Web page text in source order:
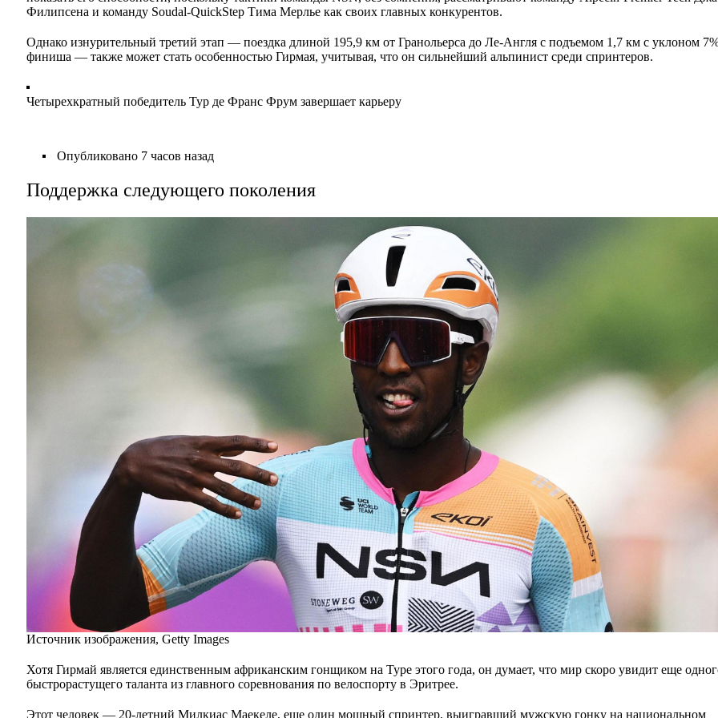
Филипсена и команду Soudal-QuickStep Тима Мерлье как своих главных конкурентов.
Однако изнурительный третий этап — поездка длиной 195,9 км от Гранольерса до Ле-Англя с подъемом 1,7 км с уклоном
финиша — также может стать особенностью Гирмая, учитывая, что он сильнейший альпинист среди спринтеров.
Четырехкратный победитель Тур де Франс Фрум завершает карьеру
Опубликовано 7 часов назад
Поддержка следующего поколения
Источник изображения,Getty Images
Хотя Гирмай является единственным африканским гонщиком на Туре этого года, он думает, что мир скоро увидит еще
быстрорастущего таланта из главного соревнования по велоспорту в Эритрее.
Этот человек — 20-летний Милкиас Маекеле, еще один мощный спринтер, выигравший мужскую гонку на национальном